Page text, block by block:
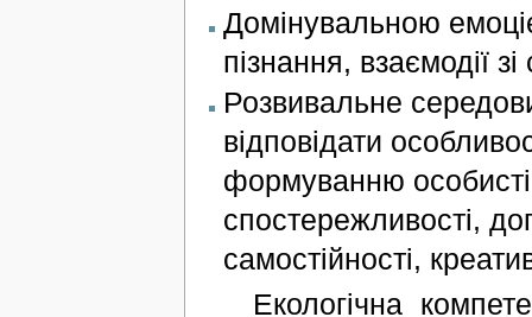
Домінувальною
пізнання, взаємодії
Розвивальне
відповідати
формуванню
спостережливості,
самостійності,
Екологічна